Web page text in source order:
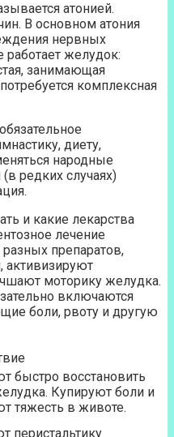
атонией.
В основном атония
нервных
работает желудок:
занимающая
комплексная
диету,
народные
редких случаях)
и какие лекарства
лечение
препаратов,
активизируют
моторику желудка.
включаются
боли, рвоту и другую
быстро восстановить
Купируют боли и
тяжесть в животе.
перистальтику